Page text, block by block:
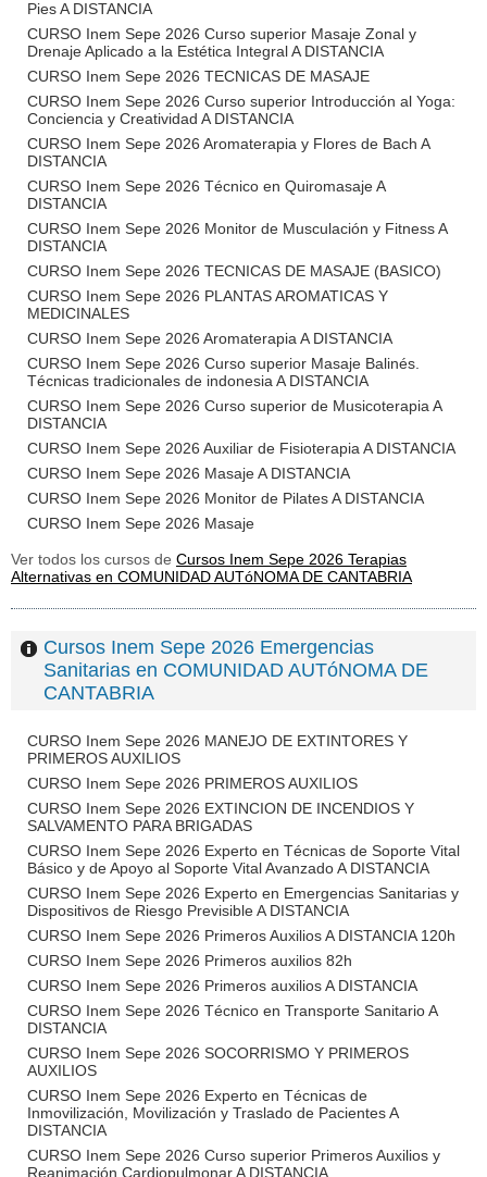
Pies A DISTANCIA
CURSO Inem Sepe 2026 Curso superior Masaje Zonal y
Drenaje Aplicado a la Estética Integral A DISTANCIA
CURSO Inem Sepe 2026 TECNICAS DE MASAJE
CURSO Inem Sepe 2026 Curso superior Introducción al Yoga:
Conciencia y Creatividad A DISTANCIA
CURSO Inem Sepe 2026 Aromaterapia y Flores de Bach A
DISTANCIA
CURSO Inem Sepe 2026 Técnico en Quiromasaje A
DISTANCIA
CURSO Inem Sepe 2026 Monitor de Musculación y Fitness A
DISTANCIA
CURSO Inem Sepe 2026 TECNICAS DE MASAJE (BASICO)
CURSO Inem Sepe 2026 PLANTAS AROMATICAS Y
MEDICINALES
CURSO Inem Sepe 2026 Aromaterapia A DISTANCIA
CURSO Inem Sepe 2026 Curso superior Masaje Balinés.
Técnicas tradicionales de indonesia A DISTANCIA
CURSO Inem Sepe 2026 Curso superior de Musicoterapia A
DISTANCIA
CURSO Inem Sepe 2026 Auxiliar de Fisioterapia A DISTANCIA
CURSO Inem Sepe 2026 Masaje A DISTANCIA
CURSO Inem Sepe 2026 Monitor de Pilates A DISTANCIA
CURSO Inem Sepe 2026 Masaje
Ver todos los cursos de Cursos Inem Sepe 2026 Terapias
Alternativas en COMUNIDAD AUTóNOMA DE CANTABRIA
Cursos Inem Sepe 2026 Emergencias
Sanitarias en COMUNIDAD AUTóNOMA DE
CANTABRIA
CURSO Inem Sepe 2026 MANEJO DE EXTINTORES Y
PRIMEROS AUXILIOS
CURSO Inem Sepe 2026 PRIMEROS AUXILIOS
CURSO Inem Sepe 2026 EXTINCION DE INCENDIOS Y
SALVAMENTO PARA BRIGADAS
CURSO Inem Sepe 2026 Experto en Técnicas de Soporte Vital
Básico y de Apoyo al Soporte Vital Avanzado A DISTANCIA
CURSO Inem Sepe 2026 Experto en Emergencias Sanitarias y
Dispositivos de Riesgo Previsible A DISTANCIA
CURSO Inem Sepe 2026 Primeros Auxilios A DISTANCIA 120h
CURSO Inem Sepe 2026 Primeros auxilios 82h
CURSO Inem Sepe 2026 Primeros auxilios A DISTANCIA
CURSO Inem Sepe 2026 Técnico en Transporte Sanitario A
DISTANCIA
CURSO Inem Sepe 2026 SOCORRISMO Y PRIMEROS
AUXILIOS
CURSO Inem Sepe 2026 Experto en Técnicas de
Inmovilización, Movilización y Traslado de Pacientes A
DISTANCIA
CURSO Inem Sepe 2026 Curso superior Primeros Auxilios y
Reanimación Cardiopulmonar A DISTANCIA